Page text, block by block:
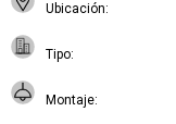
Ubicación
Tipo
Montaje